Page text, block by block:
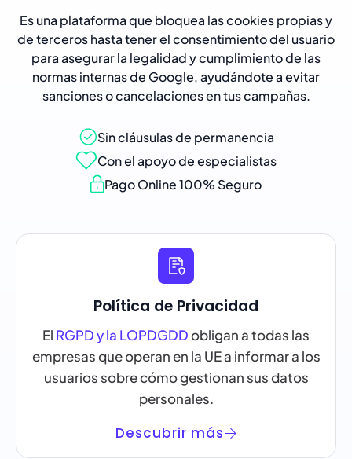
Es una plataforma que bloquea las cookies propias y
de terceros hasta tener el consentimiento del usuario
para asegurar la legalidad y cumplimiento de las
normas internas de Google, ayudándote a evitar
sanciones o cancelaciones en tus campañas.
Sin cláusulas de permanencia
Con el apoyo de especialistas
Pago Online 100% Seguro
Política de Privacidad
El RGPD y la LOPDGDDobligan a todas las
empresas que operan en la UE a informar a los
usuarios sobre cómo gestionan sus datos
personales.
Descubrir más